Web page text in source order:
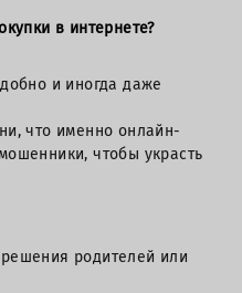
в интернете?
и иногда даже
что именно онлайн-
чтобы украсть
родителей или